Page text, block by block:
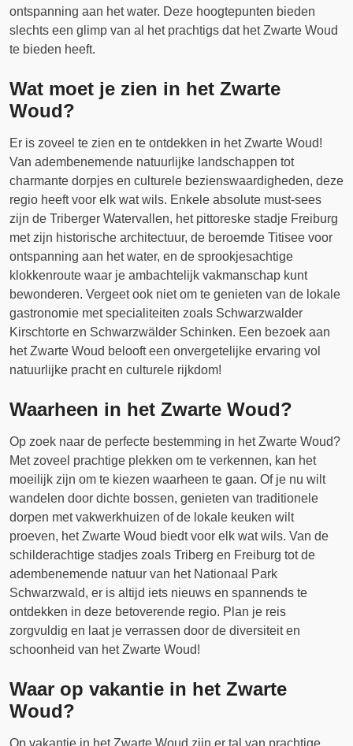
ontspanning aan het water. Deze hoogtepunten bieden
slechts een glimp van al het prachtigs dat het Zwarte Woud
te bieden heeft.
Wat moet je zien in het Zwarte
Woud?
Er is zoveel te zien en te ontdekken in het Zwarte Woud!
Van adembenemende natuurlijke landschappen tot
charmante dorpjes en culturele bezienswaardigheden, deze
regio heeft voor elk wat wils. Enkele absolute must-sees
zijn de Triberger Watervallen, het pittoreske stadje Freiburg
met zijn historische architectuur, de beroemde Titisee voor
ontspanning aan het water, en de sprookjesachtige
klokkenroute waar je ambachtelijk vakmanschap kunt
bewonderen. Vergeet ook niet om te genieten van de lokale
gastronomie met specialiteiten zoals Schwarzwalder
Kirschtorte en Schwarzwälder Schinken. Een bezoek aan
het Zwarte Woud belooft een onvergetelijke ervaring vol
natuurlijke pracht en culturele rijkdom!
Waarheen in het Zwarte Woud?
Op zoek naar de perfecte bestemming in het Zwarte Woud?
Met zoveel prachtige plekken om te verkennen, kan het
moeilijk zijn om te kiezen waarheen te gaan. Of je nu wilt
wandelen door dichte bossen, genieten van traditionele
dorpen met vakwerkhuizen of de lokale keuken wilt
proeven, het Zwarte Woud biedt voor elk wat wils. Van de
schilderachtige stadjes zoals Triberg en Freiburg tot de
adembenemende natuur van het Nationaal Park
Schwarzwald, er is altijd iets nieuws en spannends te
ontdekken in deze betoverende regio. Plan je reis
zorgvuldig en laat je verrassen door de diversiteit en
schoonheid van het Zwarte Woud!
Waar op vakantie in het Zwarte
Woud?
Op vakantie in het Zwarte Woud zijn er tal van prachtige